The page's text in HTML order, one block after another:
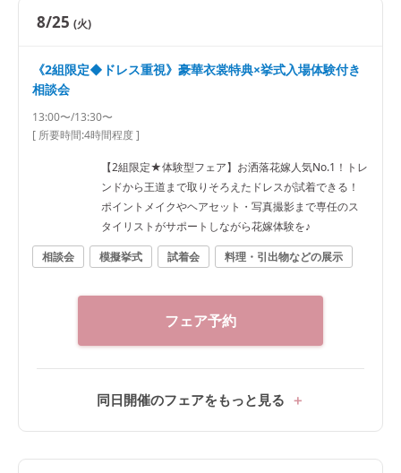
8/25 (火)
《2組限定◆ドレス重視》豪華衣裳特典×挙式入場体験付き
相談会
13:00〜/13:30〜
[ 所要時間:4時間程度]
【2組限定★体験型フェア】お洒落花嫁人気No.1！トレ
ンドから王道まで取りそろえたドレスが試着できる！
ポイントメイクやヘアセット・写真撮影まで専任のス
タイリストがサポートしながら花嫁体験を♪
相談会
模擬挙式 試着会 料理・引出物などの展示
フェア予約
同日開催のフェアをもっと見る